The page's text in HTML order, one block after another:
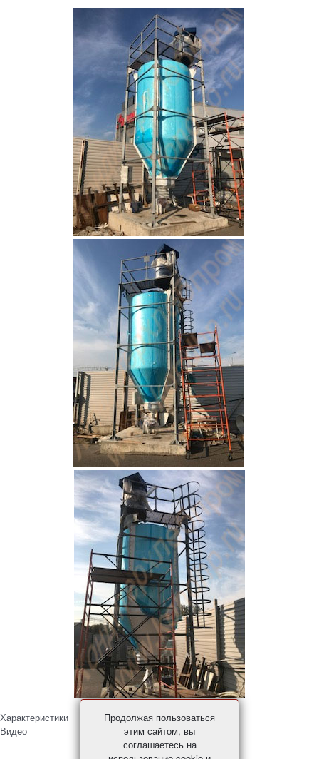
Характеристики
Видео
Продолжая пользоваться
этим сайтом, вы
соглашаетесь на